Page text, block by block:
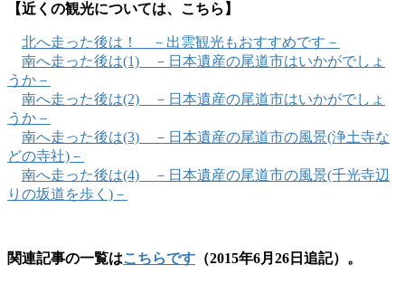
【近くの観光については、こちら】
北へ走った後は！ －出雲観光もおすすめです－
南へ走った後は(1) －日本遺産の尾道市はいかがでしょ
うか－
南へ走った後は(2) －日本遺産の尾道市はいかがでしょ
うか－
南へ走った後は(3) －日本遺産の尾道市の風景(浄土寺な
どの寺社)－
南へ走った後は(4) －日本遺産の尾道市の風景(千光寺辺
りの坂道を歩く)－
関連記事の一覧はこちらです （2015年6月26日追記）。